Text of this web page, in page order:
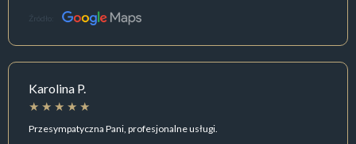
Źródło:
Karolina P.
Przesympatyczna Pani, profesjonalne usługi.